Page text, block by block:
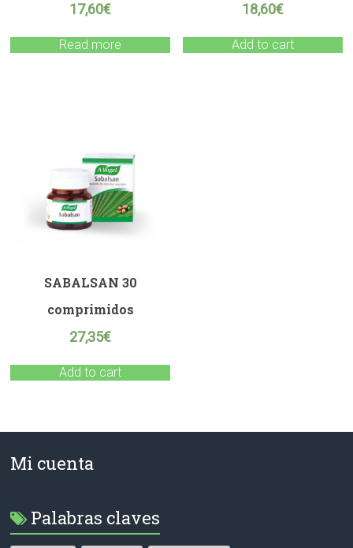
17,60€
Read more
18,60€
Add to cart
SABALSAN 30
comprimidos
27,35€
Add to cart
Mi cuenta
Palabras claves